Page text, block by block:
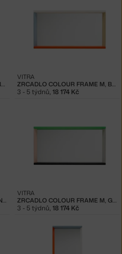
ZRCADLO COLOUR FRAME S, NEUTRAL ZRCADLO COLOUR FRAME M, BLUE/ORANGE
VITRA
3 - 5 týdnů, 18 174 Kč
ZRCADLO COLOUR FRAME M, NEUTRAL ZRCADLO COLOUR FRAME M, GREEN/PINK
VITRA
3 - 5 týdnů, 18 174 Kč